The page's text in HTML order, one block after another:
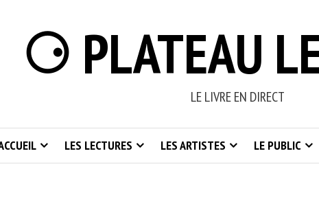
⚆ PLATEAU
LE LIVRE EN DIRECT
LES LECTURES LES ARTISTES LE PUBLIC